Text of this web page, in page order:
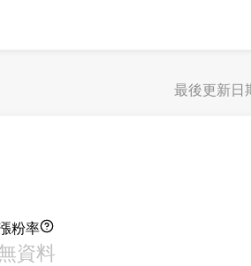
最後更新日
粉率
資料